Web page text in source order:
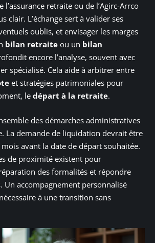
l’assurance retraite ou de l’Agirc-Arrco
clair. L’échange sert à valider ses
oublis, et envisager les marges
bilan retraite ou un bilan
encore l’analyse, souvent avec
spécialisé. Cela aide à arbitrer entre
et stratégies patrimoniales pour
le départ à la retraite.
des démarches administratives
La demande de liquidation devrait être
avant la date de départ souhaitée.
de proximité existent pour
des formalités et répondre
Un accompagnement personnalisé
à une transition sans